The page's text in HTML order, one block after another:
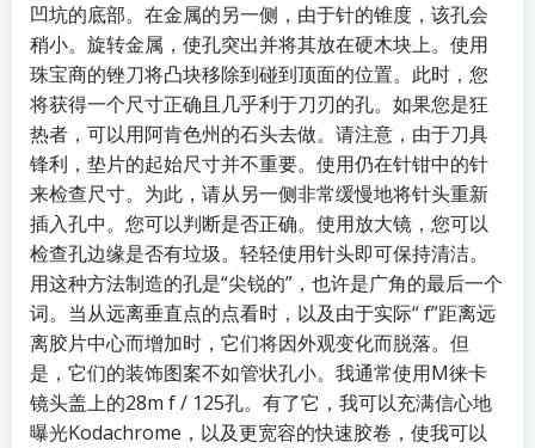
凹坑的底部。在金属的另一侧，由于针的锥度，该孔会
稍小。旋转金属，使孔突出并将其放在硬木块上。使用
珠宝商的锉刀将凸块移除到碰到顶面的位置。此时，您
将获得一个尺寸正确且几乎利于刀刃的孔。如果您是狂
热者，可以用阿肯色州的石头去做。请注意，由于刀具
锋利，垫片的起始尺寸并不重要。使用仍在针钳中的针
来检查尺寸。为此，请从另一侧非常缓慢地将针头重新
插入孔中。您可以判断是否正确。使用放大镜，您可以
检查孔边缘是否有垃圾。轻轻使用针头即可保持清洁。
用这种方法制造的孔是“尖锐的”，也许是广角的最后一个
词。当从远离垂直点的点看时，以及由于实际“ f”距离远
离胶片中心而增加时，它们将因外观变化而脱落。但
是，它们的装饰图案不如管状孔小。我通常使用M徕卡
镜头盖上的28m f / 125孔。有了它，我可以充满信心地
曝光Kodachrome，以及更宽容的快速胶卷，使​​我可以